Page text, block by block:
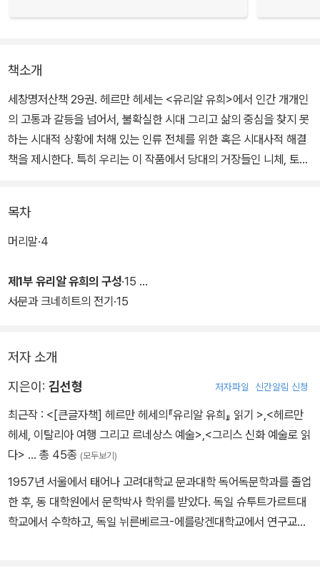
책소개
세창명저산책 29권. 헤르만 헤세는 <유리알 유희>에서 인간 개개인
의 고통과 갈등을 넘어서, 불확실한 시대 그리고 삶의 중심을 찾지 못
하는 시대적 상황에 처해 있는 인류 전체를 위한 혹은 시대사적 해결
책을 제시한다. 특히 우리는 이 작품에서 당대의 거장들인 니체, 토마
주제적인 면에서도, 이 작품의 주인공 크네히트는 깨달음의 단계를
유희>의 주요 시사점은 우리의 삶도 여러 체험을 거쳐 단계별로 깨달
음을 획득하고 성장해야 한다는 것이다.
목차
머리말·4
제1부 유리알 유희의 구성·15
서문과 크네히트의 전기·15
저자 소개
지은이: 김선형 저자파일 신간알림 신청
최근작 : <[큰글자책] 헤르만 헤세의『유리알 유희』 읽기 >,<헤르만
헤세, 이탈리아 여행 그리고 르네상스 예술>,<그리스 신화 예술로 읽
다> … 총 45종 (모두보기)
1957년 서울에서 태어나 고려대학교 문과대학 독어독문학과를 졸업
한 후, 동 대학원에서 문학박사 학위를 받았다. 독일 슈투트가르트대
학교에서 수학하고, 독일 뉘른베르크-에를랑겐대학교에서 연구교수